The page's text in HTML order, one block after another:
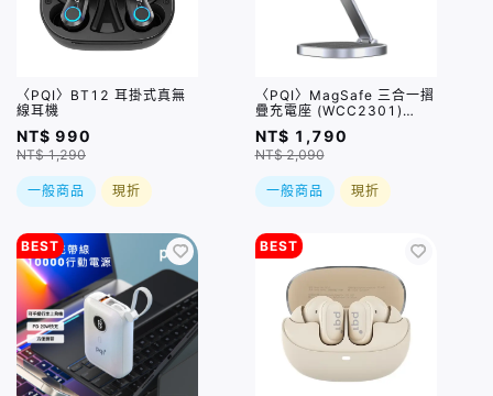
〈PQI〉BT12 耳掛式真無
線耳機
NT$ 990
NT$ 1,290
一般商品 現折
〈PQI〉MagSafe 三合一摺
疊充電座 (WCC2301)
(iPhone、Apple Watch、
AirPods適用)
NT$ 1,790
NT$ 2,090
一般商品 現折
BEST BEST